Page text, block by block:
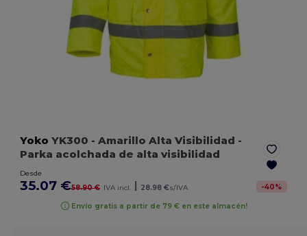
Yoko YK300 - Amarillo Alta Visibilidad -
Parka acolchada de alta visibilidad
Desde
35.07 €58.90 € IVA incl. 28.98 €s/IVA -40%
Envío gratis a partir de 79 € en este almacén!